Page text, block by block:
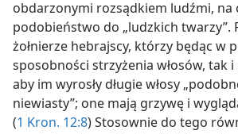
obdarzonymi rozsądkiem ludźmi, na
podobieństwo do „ludzkich twarzy”.
żołnierze hebrajscy, którzy będąc w
sposobności strzyżenia włosów, tak i
aby im wyrosły długie włosy
niewiasty”; one mają grzywę i
(1 Kron. 12:8) Stosownie do tego